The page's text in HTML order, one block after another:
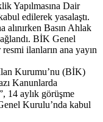
Yapılmasına Dair
edilerek yasalaştı.
alınırken Basın Ahlak
BİK Genel
ilanların ana yayın
Kurumu’nu (BİK)
Kanunlarda
14 aylık görüşme
Kurulu’nda kabul